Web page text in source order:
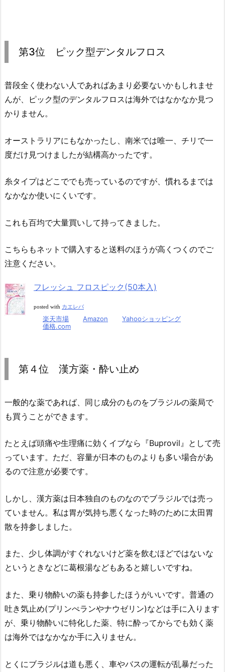
第3位 ピック型デンタルフロス
普段全く使わない人であればあまり必要ないかもしれませ
んが、ピック型のデンタルフロスは海外ではなかなか見つ
かりません。
オーストラリアにもなかったし、南米では唯一、チリで一
度だけ見つけましたが結構高かったです。
糸タイプはどこででも売っているのですが、慣れるまでは
なかなか使いにくいです。
これも百均で大量買いして持ってきました。
こちらもネットで購入すると送料のほうが高くつくのでご
注意ください。
フレッシュ フロスピック(50本入)
posted with カエレバ
楽天市場 Amazon
Yahooショッピング
価格.com
第４位 漢方薬・酔い止め
一般的な薬であれば、同じ成分のものをブラジルの薬局で
も買うことができます。
たとえば頭痛や生理痛に効くイブなら『Buprovil』として売
っています。ただ、容量が日本のものよりも多い場合があ
るので注意が必要です。
しかし、漢方薬は日本独自のものなのでブラジルでは売っ
ていません。私は胃が気持ち悪くなった時のために太田胃
散を持参しました。
また、少し体調がすぐれないけど薬を飲むほどではないな
というときなどに葛根湯などもあると嬉しいですね。
また、乗り物酔いの薬も持参したほうがいいです。普通の
吐き気止め(プリンぺランやナウゼリン)などは手に入ります
が、乗り物酔いに特化した薬、特に酔ってからでも効く薬
は海外ではなかなか手に入りません。
とくにブラジルは道も悪く、車やバスの運転が乱暴だった